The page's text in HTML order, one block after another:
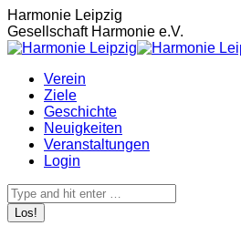
Zum
Inhalt
springen
Harmonie Leipzig
Gesellschaft Harmonie e.V.
Verein
Ziele
Geschichte
Neuigkeiten
Veranstaltungen
Login
Search: